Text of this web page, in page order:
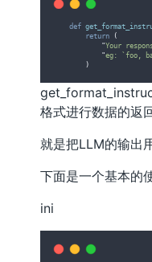
def
return
(
"Your
"eg: `foo,
)
格式进行数据的返回
就是把LLM的输出
下面是一个基本的
ini